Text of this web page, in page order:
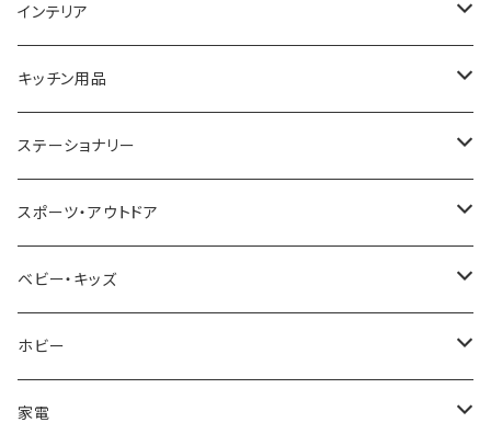
GAGA MILANO
CACTUS
TIMEX
NIXON
AVALANCHE
ORIENT
ZEPPELIN
MICHAEL KORS
NO BRAND
SAAMA HOMME
ARNOLD PALMER
MICHAEL KORS
DIESEL
ALV
Merge
ETTINGER
FOLLI FOLLIE
POLICE
PAUL HEWITT
22designstudio
BOTTEGA VENETA
EMPORIO ARMANI
CALVIN KLEIN
栃木レザー
NIKE
DUNHILL
NEWYORKER
OROBIANCO
Ellese
COLEMAN
MANHATTAN PORTAGE
United HOMME
RODANIA
BEAMZSQUARE
BLAZER CLUB
ANDY HAWARD
G GUSTO
インテリア
CRYSTOCRAFT
SEIKO
CITIZEN
BRAUN
RHYTHM
BLOSSOM
キッチン用品
I'mD
Helios
VALENTINO VISCANI
ステーショナリー
LAMY
WATERMAN
PARKER
PELIKAN
スポーツ・アウトドア
Trangia
Barebones
FEUERHAND
ベビー・キッズ
ふわりぃ
ERGO BABY
ホビー
その他
家電